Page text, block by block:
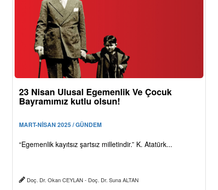
23 Nisan Ulusal Egemenlik Ve Çocuk
Bayramımız kutlu olsun!
MART-NİSAN 2025 / GÜNDEM
“Egemenlik kayıtsız şartsız milletindir.” K. Atatürk...
Doç. Dr. Okan CEYLAN - Doç. Dr. Suna ALTAN